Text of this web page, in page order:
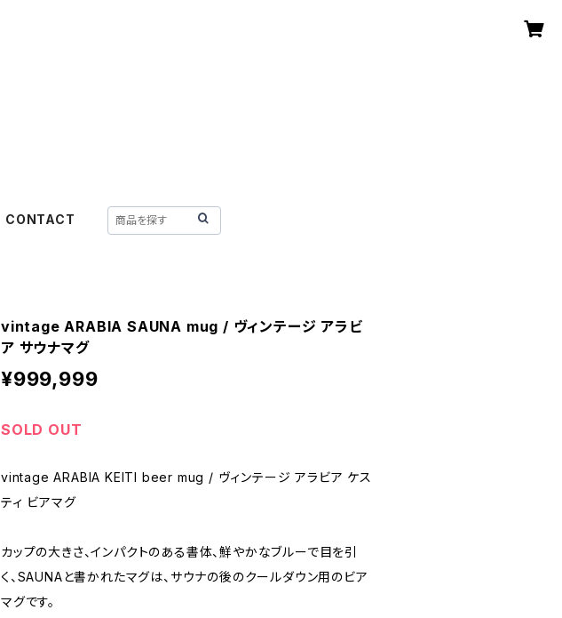
CONTACT
vintage ARABIA SAUNA mug / ヴィンテージ アラビ
ア サウナマグ
¥999,999
SOLD OUT
vintage ARABIA KEITI beer mug / ヴィンテージ アラビア ケス
ティ ビアマグ
カップの大きさ、インパクトのある書体、鮮やかなブルーで目を引
く、SAUNAと書かれたマグは、サウナの後のクールダウン用のビア
マグです。